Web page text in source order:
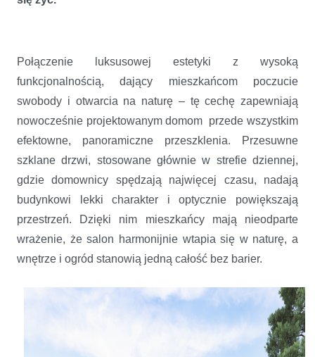
Połączenie luksusowej estetyki z wysoką
funkcjonalnością, dający mieszkańcom poczucie
swobody i otwarcia na naturę – tę cechę zapewniają
nowocześnie projektowanym domom przede wszystkim
efektowne, panoramiczne przeszklenia. Przesuwne
szklane drzwi, stosowane głównie w strefie dziennej,
gdzie domownicy spędzają najwięcej czasu, nadają
budynkowi lekki charakter i optycznie powiększają
przestrzeń. Dzięki nim mieszkańcy mają nieodparte
wrażenie, że salon harmonijnie wtapia się w naturę, a
wnętrze i ogród stanowią jedną całość bez barier.